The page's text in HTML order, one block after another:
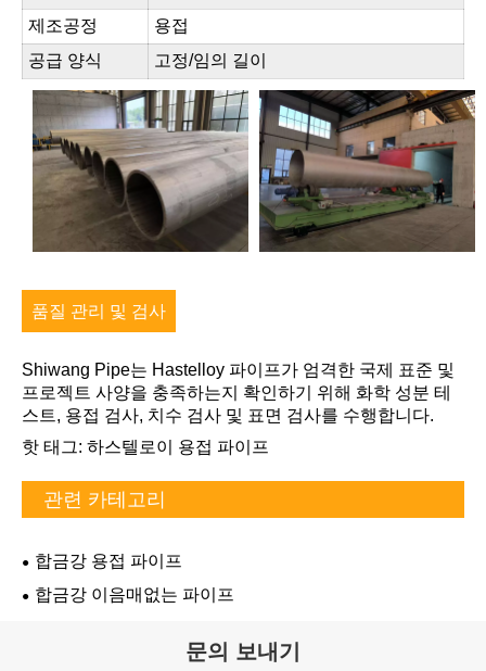
제조공정
용접
공급 양식
고정/임의 길이
품질 관리 및 검사
Shiwang Pipe는 Hastelloy 파이프가 엄격한 국제 표준 및
프로젝트 사양을 충족하는지 확인하기 위해 화학 성분 테
스트, 용접 검사, 치수 검사 및 표면 검사를 수행합니다.
핫 태그: 하스텔로이 용접 파이프
관련 카테고리
합금강 용접 파이프
합금강 이음매없는 파이프
문의 보내기